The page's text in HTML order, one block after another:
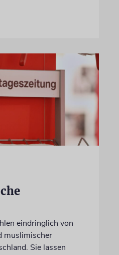
eindringlich von
muslimischer
Sie lassen